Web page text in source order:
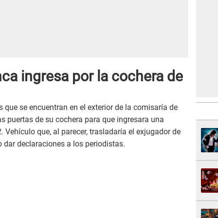
ingresa por la cochera de
que se encuentran en el exterior de la comisaría de
puertas de su cochera para que ingresara una
que, al parecer, trasladaría el exjugador de
declaraciones a los periodistas.